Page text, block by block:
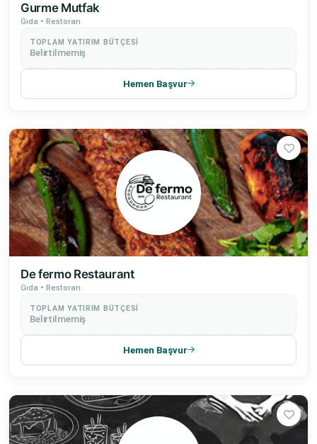
Gurme Mutfak
Gıda • Restoran
TOPLAM YATIRIM BÜTÇESI
Belirtilmemiş
Hemen Başvur
De fermo Restaurant
Gıda • Restoran
TOPLAM YATIRIM BÜTÇESI
Belirtilmemiş
Hemen Başvur